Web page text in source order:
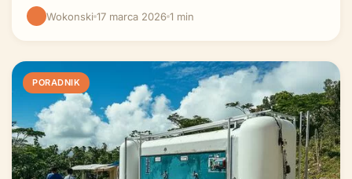
Wokonski 17 marca 2026 1 min
PORADNIK